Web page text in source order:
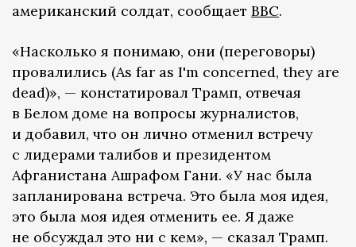
американский солдат, сообщает BBC.
«Насколько я понимаю, они (переговоры)
провалились (As far as I'm concerned, they are
dead)», — констатировал Трамп, отвечая
в Белом доме на вопросы журналистов,
и добавил, что он лично отменил встречу
с лидерами талибов и президентом
Афганистана Ашрафом Гани. «У нас была
запланирована встреча. Это была моя идея,
это была моя идея отменить ее. Я даже
не обсуждал это ни с кем», — сказал Трамп.